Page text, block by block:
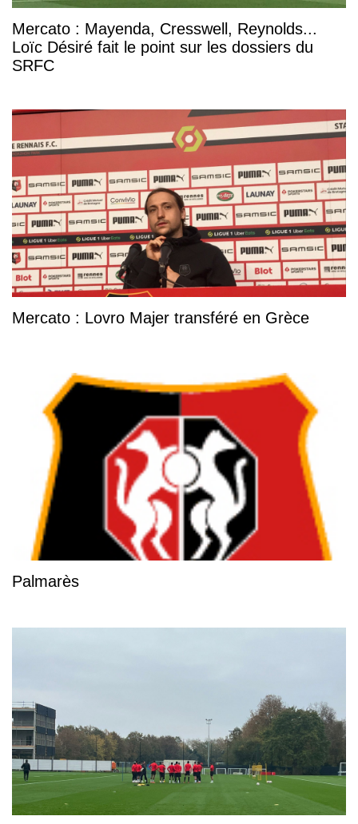
Mercato : Mayenda, Cresswell, Reynolds...
Loïc Désiré fait le point sur les dossiers du
SRFC
Mercato : Lovro Majer transféré en Grèce
Palmarès